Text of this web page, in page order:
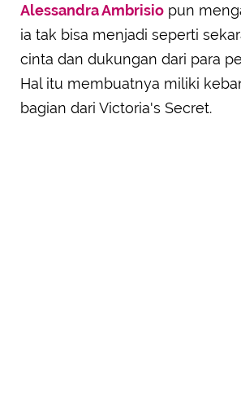
Alessandra Ambrisio pun
ia tak bisa menjadi seperti
cinta dan dukungan dari para
Hal itu membuatnya miliki
bagian dari Victoria's Secret.